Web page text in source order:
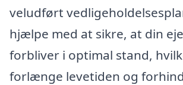
veludført
hjælpe med at sikre, at din
forbliver i optimal stand,
forlænge levetiden og